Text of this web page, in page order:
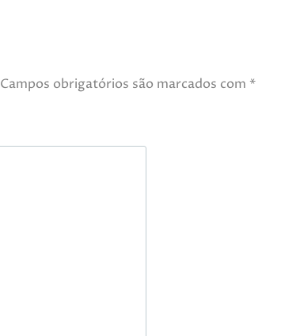
Campos obrigatórios são marcados com *